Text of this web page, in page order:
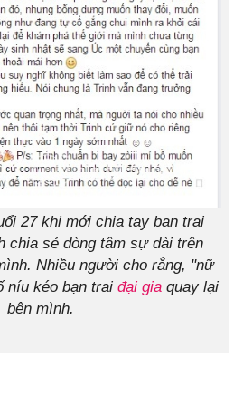
27 khi mới chia tay bạn trai
chia sẻ dòng tâm sự dài trên
Nhiều người cho rằng, "nữ
níu kéo bạn trai đại gia quay lại
bên mình.